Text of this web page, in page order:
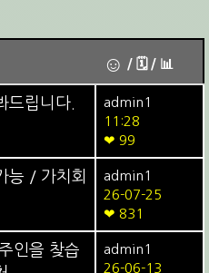
☺ / 🗓︎ / 📊
드립니다.
admin1
11:28
❤ 99
능 / 가치회
admin1
26-07-25
❤ 831
인을 찾습
admin1
26-06-13